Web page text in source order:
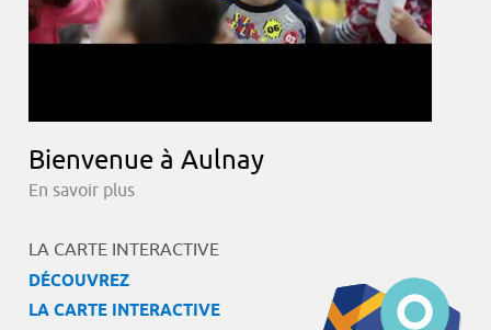
Bienvenue à Aulnay
En savoir plus
LA CARTE INTERACTIVE
DÉCOUVREZ
LA CARTE INTERACTIVE